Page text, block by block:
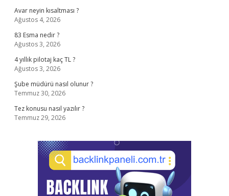
Avar neyin kısaltması ?
Ağustos 4, 2026
83 Esma nedir ?
Ağustos 3, 2026
4 yıllık pilotaj kaç TL ?
Ağustos 3, 2026
Şube müdürü nasıl olunur ?
Temmuz 30, 2026
Tez konusu nasıl yazılır ?
Temmuz 29, 2026